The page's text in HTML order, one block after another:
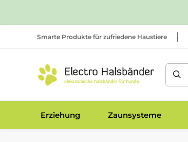
Smarte Produkte für zufriedene Haustiere
Erziehung Zaunsysteme